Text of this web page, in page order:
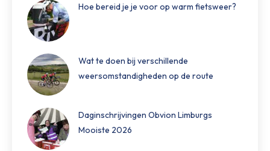
Hoe bereid je je voor op warm fietsweer?
Wat te doen bij verschillende
weersomstandigheden op de route
Daginschrijvingen Obvion Limburgs
Mooiste 2026